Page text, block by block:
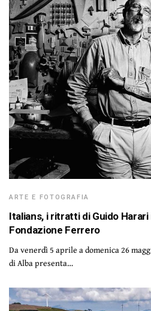
ARTE E FOTOGRAFIA
Italians, i ritratti di Guido
Fondazione Ferrero
Da venerdì 5 aprile a domenica 26
di Alba presenta…